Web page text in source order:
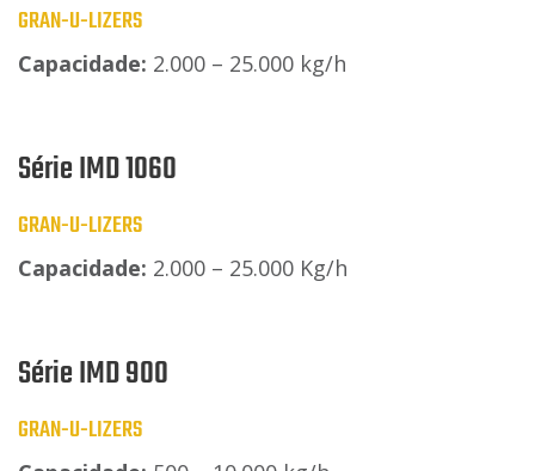
GRAN-U-LIZERS
Capacidade: 2.000 – 25.000 kg/h
Série IMD 1060
GRAN-U-LIZERS
Capacidade: 2.000 – 25.000 Kg/h
Série IMD 900
GRAN-U-LIZERS